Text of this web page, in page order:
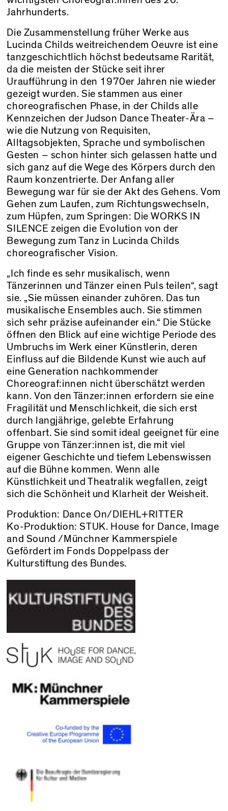
Jahrhunderts.
Die Zusammenstellung früher Werke aus
Lucinda Childs weitreichendem Oeuvre ist eine
tanzgeschichtlich höchst bedeutsame Rarität,
da die meisten der Stücke seit ihrer
Uraufführung in den 1970er Jahren nie wieder
gezeigt wurden. Sie stammen aus einer
choreografischen Phase, in der Childs alle
Kennzeichen der Judson Dance Theater-Ära –
wie die Nutzung von Requisiten,
Alltagsobjekten, Sprache und symbolischen
Gesten – schon hinter sich gelassen hatte und
sich ganz auf die Wege des Körpers durch den
Raum konzentrierte. Der Anfang aller
Bewegung war für sie der Akt des Gehens. Vom
Gehen zum Laufen, zum Richtungswechseln,
zum Hüpfen, zum Springen: Die WORKS IN
SILENCE zeigen die Evolution von der
Bewegung zum Tanz in Lucinda Childs
choreografischer Vision.
„Ich finde es sehr musikalisch, wenn
Tänzerinnen und Tänzer einen Puls teilen“, sagt
sie. „Sie müssen einander zuhören. Das tun
musikalische Ensembles auch. Sie stimmen
sich sehr präzise aufeinander ein.“ Die Stücke
öffnen den Blick auf eine wichtige Periode des
Umbruchs im Werk einer Künstlerin, deren
Einfluss auf die Bildende Kunst wie auch auf
eine Generation nachkommender
Choreograf:innen nicht überschätzt werden
kann. Von den Tänzer:innen erfordern sie eine
Fragilität und Menschlichkeit, die sich erst
durch langjährige, gelebte Erfahrung
offenbart. Sie sind somit ideal geeignet für eine
Gruppe von Tänzer:innen ist, die mit viel
eigener Geschichte und tiefem Lebenswissen
auf die Bühne kommen. Wenn alle
Künstlichkeit und Theatralik wegfallen, zeigt
sich die Schönheit und Klarheit der Weisheit.
Produktion: Dance On/DIEHL+RITTER
Ko-Produktion: STUK. House for Dance, Image
and Sound /Münchner Kammerspiele
Gefördert im Fonds Doppelpass der
Kulturstiftung des Bundes.